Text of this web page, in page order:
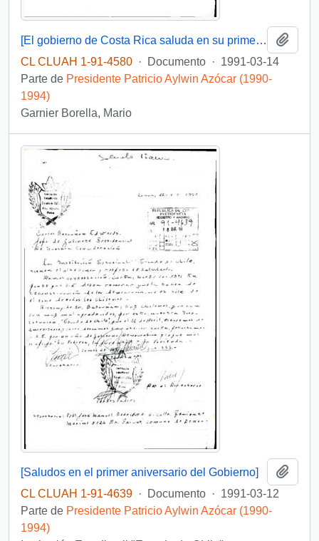
[El gobierno de Costa Rica saluda en su primer aniversario]
CL CLUAH 1-91-4580 · Documento · 1991-03-14
Parte de Presidente Patricio Aylwin Azócar (1990-
1994)
Garnier Borella, Mario
[Saludos en el primer aniversario del Gobierno]
CL CLUAH 1-91-4639 · Documento · 1991-03-12
Parte de Presidente Patricio Aylwin Azócar (1990-
1994)